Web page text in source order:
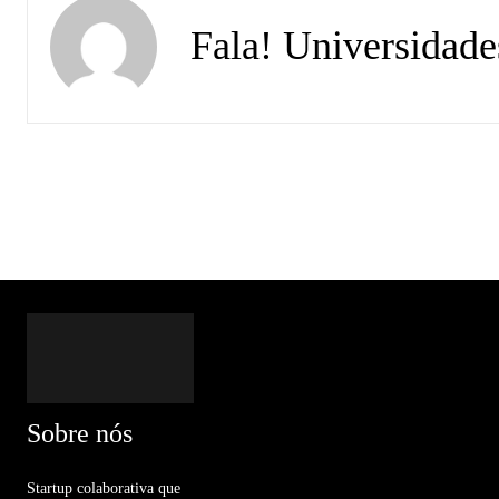
Fala!
Sobre nós
Startup colaborativa que